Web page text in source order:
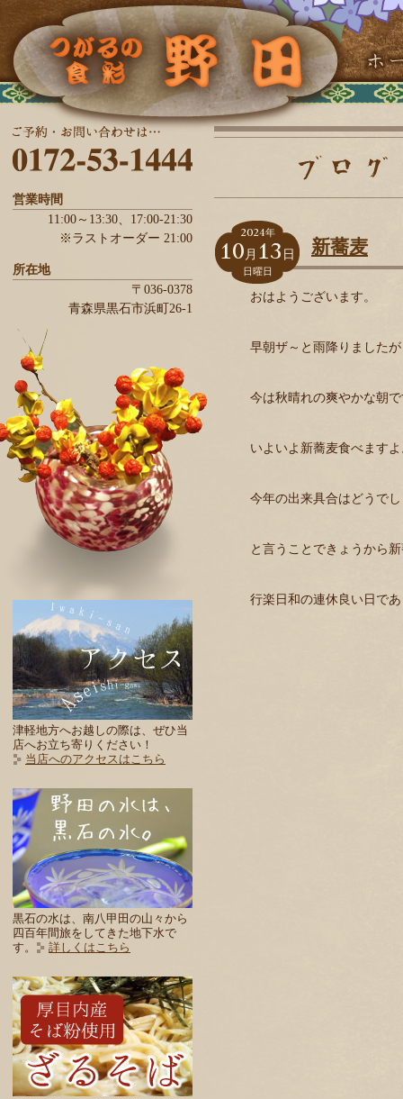
営業時間
11:00～13:30、 17:00-21:30
※ラストオーダー 21:00
所在地
〒036-0378
青森県黒石市浜町26-1
津軽地方へお越しの際は、ぜひ当
店へお立ち寄りください！
当店へのアクセスはこちら
黒石の水は、南八甲田の山々から
四百年間旅をしてきた地下水で
す。
詳しくはこちら
2024年
10 月 13 日
日曜日
新蕎麦
おはようございます。
早朝ザ～と雨降りましたが
今は秋晴れの爽やかな朝
いよいよ新蕎麦食べます
今年の出来具合はどうで
と言うことできょうから
行楽日和の連休良い日で